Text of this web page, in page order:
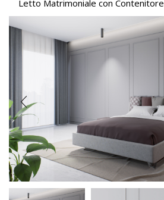
Letto Matrimoniale con Contenitore